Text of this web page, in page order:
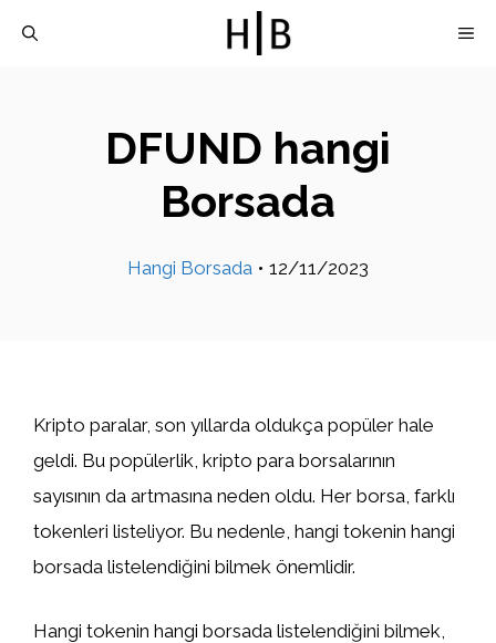
DFUND hangi
Borsada
Hangi Borsada • 12/11/2023
Kripto paralar, son yıllarda oldukça popüler hale
geldi. Bu popülerlik, kripto para borsalarının
sayısının da artmasına neden oldu. Her borsa, farklı
tokenleri listeliyor. Bu nedenle, hangi tokenin hangi
borsada listelendiğini bilmek önemlidir.
Hangi tokenin hangi borsada listelendiğini bilmek,